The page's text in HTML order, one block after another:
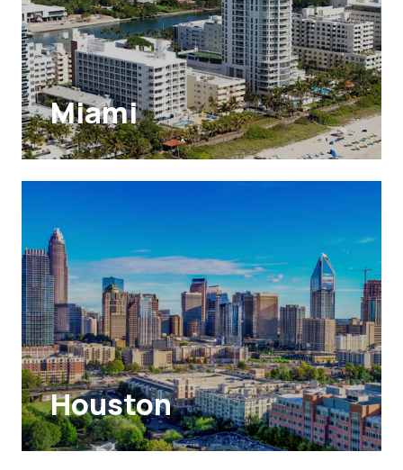
Miami
Houston